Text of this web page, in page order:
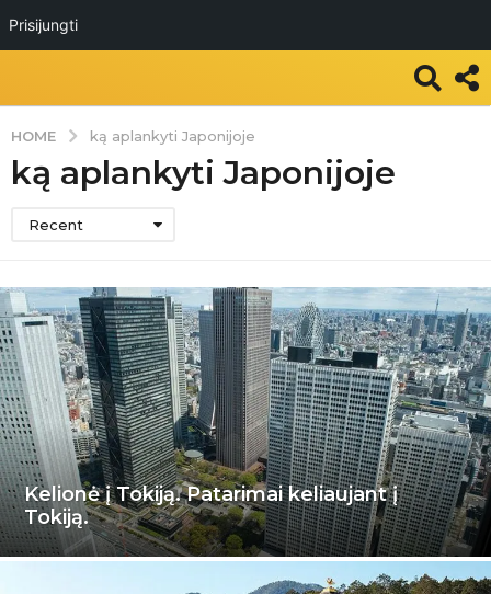
Prisijungti
HOME ką aplankyti Japonijoje
ką aplankyti Japonijoje
Recent
Kelionė į Tokiją. Patarimai keliaujant į
Tokiją.